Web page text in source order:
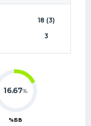
18 (3)
3
16.67%
%БВ